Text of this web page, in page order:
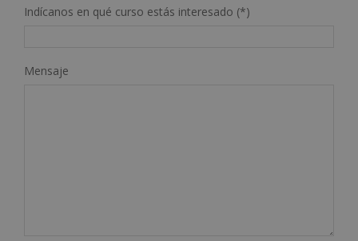
Indícanos en qué curso estás interesado (*)
Mensaje